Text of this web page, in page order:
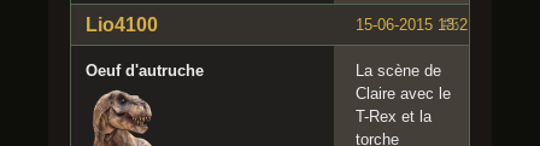
#5
15-06-2015 13:21:56
Lio4100
Oeuf d'autruche
La scène de
Claire avec le
T-Rex et la
torche